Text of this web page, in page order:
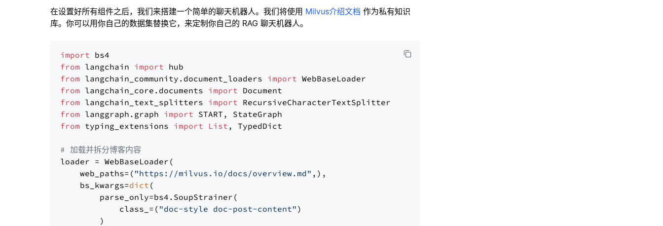
在设置好所有组件之后，我们来搭建一个简单的聊天机器人。我们将使用 Milvus介绍文档 作为私有知识
库。你可以用你自己的数据集替换它，来定制你自己的 RAG 聊天机器人。
import
from langchain import
from langchain_community.document_loaders import
from langchain_core.documents import
from langchain_text_splitters import
from langgraph.graph import
from typing_extensions import List , TypedDict
# 加载并拆分博客内容
loader = WebBaseLoader(
    web_paths=(
"https://milvus.io/docs/overview.md" ,),
    bs_kwargs=
dict (
        parse_only=bs4.SoupStrainer(
            class_=(
"doc-style doc-post-content" )
        )